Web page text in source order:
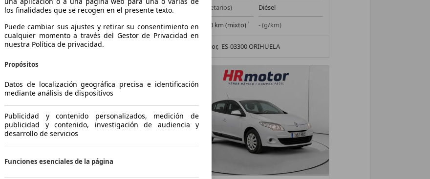
- (Propietarios)
Gasolina
0,0 l/100 km (mixto)
- (g/km)
Vendedor, ES-03007 ALICANTE
- (Propietarios)
Diésel
5,1 l/100 km (mixto) 1 - (g/km)
Vendedor, ES-03300 ORIHUELA
los finalidades que se recogen en el presente texto.
Puede cambiar sus ajustes y retirar su consentimiento en
cualquier momento a través del Gestor de Privacidad en
nuestra Política de privacidad.
Propósitos
Datos de localización geográfica precisa e identificación
mediante análisis de dispositivos
Publicidad y contenido personalizados, medición de
publicidad y contenido, investigación de audiencia y
desarrollo de servicios
Funciones esenciales de la página